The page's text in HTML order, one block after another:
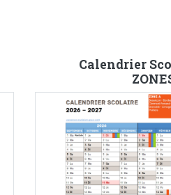
Calendrier